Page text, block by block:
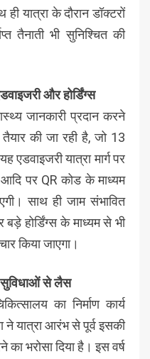
यात्रा के दौरान डॉक्टरों
तैनाती भी सुनिश्चित की
और होर्डिंग्स
जानकारी प्रदान करने
की जा रही है, जो 13
एडवाइजरी यात्रा मार्ग पर
आदि पर QR कोड के माध्यम
साथ ही जाम संभावित
होर्डिंग्स के माध्यम से भी
किया जाएगा।
सुविधाओं से लैस
का निर्माण कार्य
ने यात्रा आरंभ से पूर्व इसकी
भरोसा दिया है। इस वर्ष